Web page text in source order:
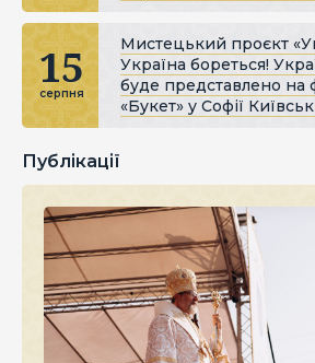
15
серпня
Мистецький проєкт
Україна бореться!
буде представлено на
«Букет» у Софії
Публікації